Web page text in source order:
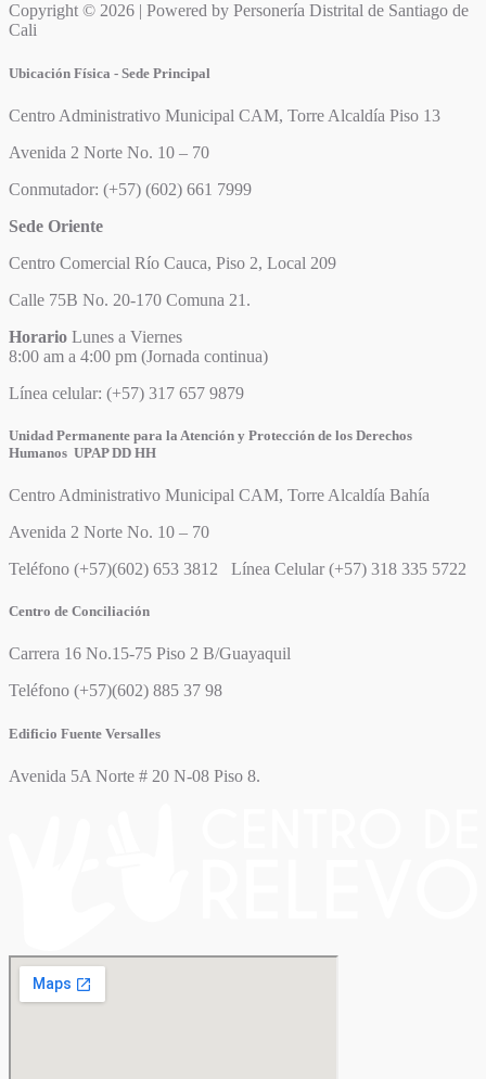
Copyright © 2026 | Powered by Personería Distrital de Santiago de
Cali
Ubicación Física - Sede Principal
Centro Administrativo Municipal CAM, Torre Alcaldía Piso 13
Avenida 2 Norte No. 10 – 70
Conmutador: (+57) (602) 661 7999
Sede Oriente
Centro Comercial Río Cauca, Piso 2, Local 209
Calle 75B No. 20-170 Comuna 21.
Horario Lunes a Viernes
8:00 am a 4:00 pm (Jornada continua)
Línea celular: (+57) 317 657 9879
Unidad Permanente para la Atención y Protección de los Derechos
Humanos UPAP DD HH
Centro Administrativo Municipal CAM, Torre Alcaldía Bahía
Avenida 2 Norte No. 10 – 70
Teléfono (+57)(602) 653 3812 Línea Celular (+57) 318 335 5722
Centro de Conciliación
Carrera 16 No.15-75 Piso 2 B/Guayaquil
Teléfono (+57)(602) 885 37 98
Edificio Fuente Versalles
Avenida 5A Norte # 20 N-08 Piso 8.